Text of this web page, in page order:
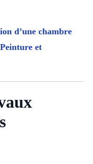
d’une chambre
et